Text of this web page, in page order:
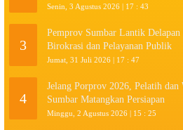
Senin, 3 Agustus 2026 | 17 : 43
3
Pemprov Sumbar Lantik
Birokrasi dan Pelayanan Publik
Jumat, 31 Juli 2026 | 17 : 47
4
Jelang Porprov 2026, Pelatih
Sumbar Matangkan Persiapan
Minggu, 2 Agustus 2026 | 15 : 25